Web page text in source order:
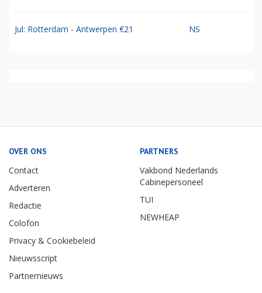
Jul: Rotterdam - Antwerpen €21 NS
OVER ONS
Contact
Adverteren
Redactie
Colofon
Privacy & Cookiebeleid
Nieuwsscript
Partnernieuws
PARTNERS
Vakbond Nederlands
Cabinepersoneel
TUI
NEWHEAP